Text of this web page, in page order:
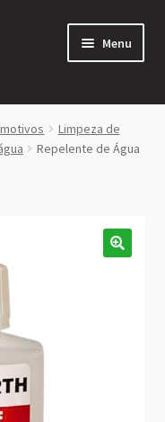
Menu
Limpeza de
Repelente de Água